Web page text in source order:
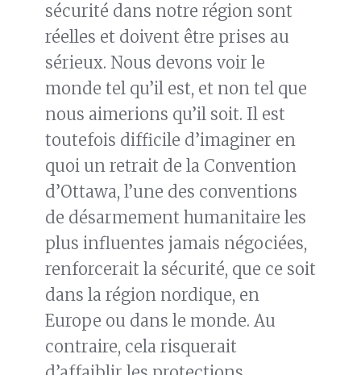
sécurité dans notre région sont
réelles et doivent être prises au
sérieux. Nous devons voir le
monde tel qu’il est, et non tel que
nous aimerions qu’il soit. Il est
toutefois difficile d’imaginer en
quoi un retrait de la Convention
d’Ottawa, l’une des conventions
de désarmement humanitaire les
plus influentes jamais négociées,
renforcerait la sécurité, que ce soit
dans la région nordique, en
Europe ou dans le monde. Au
contraire, cela risquerait